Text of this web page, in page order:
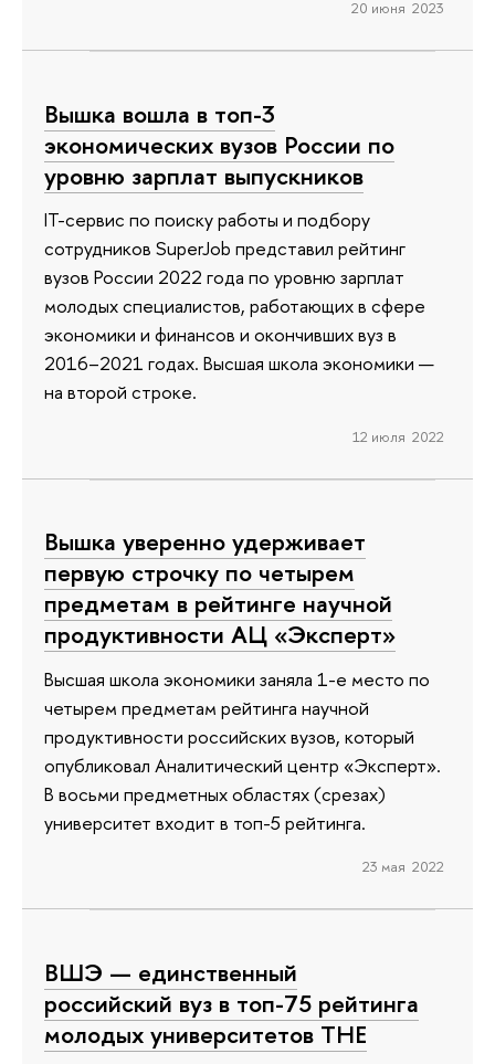
20 июня 2023
Вышка вошла в топ-3
экономических вузов России по
уровню зарплат выпускников
IT-сервис по поиску работы и подбору
сотрудников SuperJob представил рейтинг
вузов России 2022 года по уровню зарплат
молодых специалистов, работающих в сфере
экономики и финансов и окончивших вуз в
2016–2021 годах. Высшая школа экономики —
на второй строке.
12 июля 2022
Вышка уверенно удерживает
первую строчку по четырем
предметам в рейтинге научной
продуктивности АЦ «Эксперт»
Высшая школа экономики заняла 1-е место по
четырем предметам рейтинга научной
продуктивности российских вузов, который
опубликовал Аналитический центр «Эксперт».
В восьми предметных областях (срезах)
университет входит в топ-5 рейтинга.
23 мая 2022
ВШЭ — единственный
российский вуз в топ-75 рейтинга
молодых университетов ТНЕ